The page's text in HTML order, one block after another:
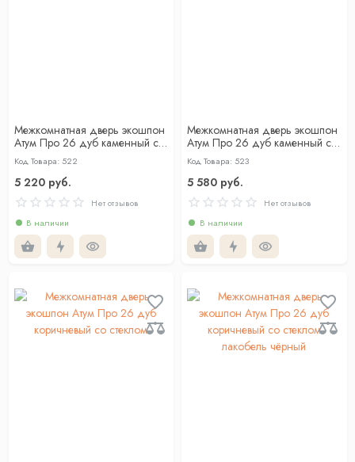
Межкомнатная дверь экошпон
Атум Про 26 дуб каменный со
стеклом
Код Товара: 522
5 220 руб.
Нет отзывов
В наличии
Межкомнатная дверь экошпон
Атум Про 26 дуб каменный со
стеклом лакобель чёрный
Код Товара: 523
5 580 руб.
Нет отзывов
В наличии